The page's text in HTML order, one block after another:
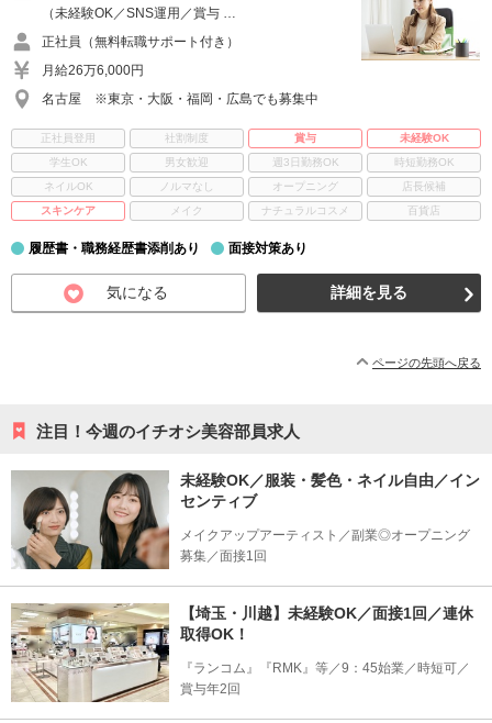
（未経験OK／SNS運用／賞与 …
正社員（無料転職サポート付き）
月給26万6,000円
名古屋 ※東京・大阪・福岡・広島でも募集中
正社員登用 社割制度 賞与
未経験OK
学生OK
男女歓迎 週3日勤務OK
時短勤務OK
ネイルOK
ノルマなし オープニング
店長候補
スキンケア
メイク ナチュラルコスメ 百貨店
履歴書・職務経歴書添削あり 面接対策あり
気になる 詳細を見る
ページの先頭へ戻る
注目！今週のイチオシ美容部員求人
未経験OK／服装・髪色・ネイル自由／イン
センティブ
メイクアップアーティスト／副業◎オープニング
募集／面接1回
【埼玉・川越】未経験OK／面接1回／連休
取得OK！
『ランコム』『RMK』等／9：45始業／時短可／
賞与年2回